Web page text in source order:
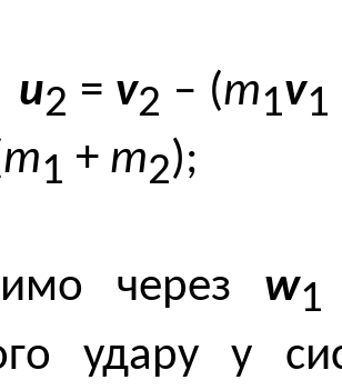
u2 = v2 – (m1v1
m1 + m2);
через w1
удару у